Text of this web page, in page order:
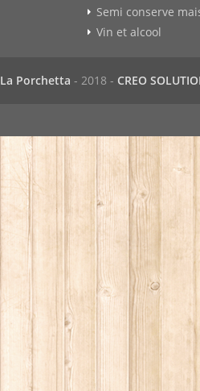
Semi conserve
Vin et alcool
La Porchetta - 2018 - CREO